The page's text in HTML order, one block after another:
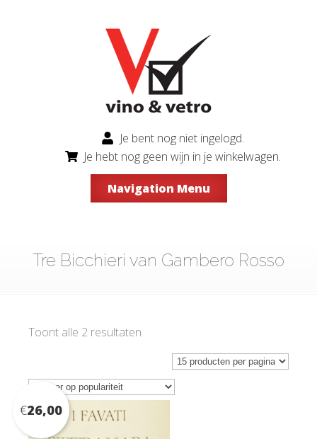
Je bent nog niet ingelogd.
Je hebt nog geen wijn in je winkelwagen.
Navigation Menu
Tre Bicchieri van Gambero Rosso
Toont alle 2 resultaten
populariteit
€26,00